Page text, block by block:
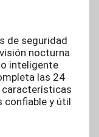
de seguridad
nocturna
inteligente
las 24
características
confiable y útil